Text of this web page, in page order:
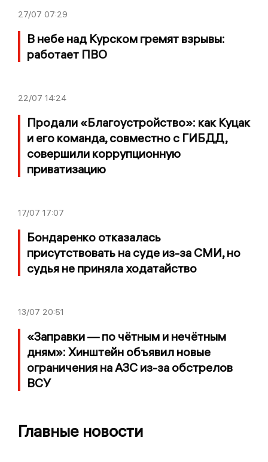
27/07 07:29
В небе над Курском гремят взрывы:
работает ПВО
22/07 14:24
Продали «Благоустройство»: как Куцак
и его команда, совместно с ГИБДД,
совершили коррупционную
приватизацию
17/07 17:07
Бондаренко отказалась
присутствовать на суде из-за СМИ, но
судья не приняла ходатайство
13/07 20:51
«Заправки — по чётным и нечётным
дням»: Хинштейн объявил новые
ограничения на АЗС из-за обстрелов
ВСУ
Главные новости